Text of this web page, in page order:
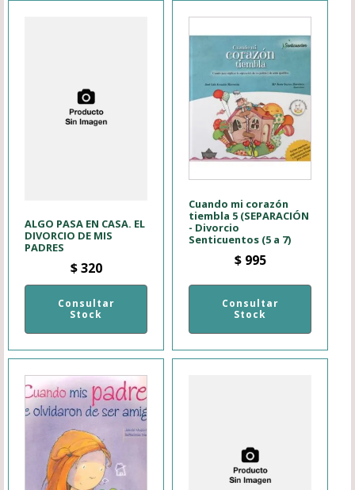
ALGO PASA EN CASA. EL
DIVORCIO DE MIS
PADRES
$320
Consultar
Stock
Cuando mi corazón
tiembla 5 (SEPARACIÓN
- Divorcio
Senticuentos (5 a 7)
$995
Consultar
Stock